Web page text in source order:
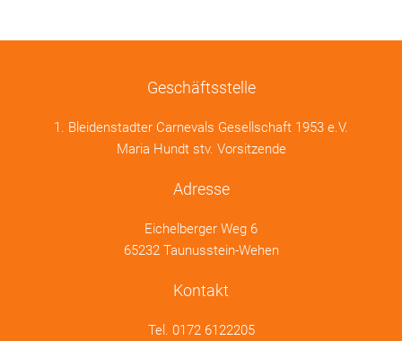
Geschäftsstelle
1. Bleidenstadter Carnevals Gesellschaft 1953 e.V.
Maria Hundt stv. Vorsitzende
Adresse
Eichelberger Weg 6
65232 Taunusstein-Wehen
Kontakt
Tel. 0172 6122205